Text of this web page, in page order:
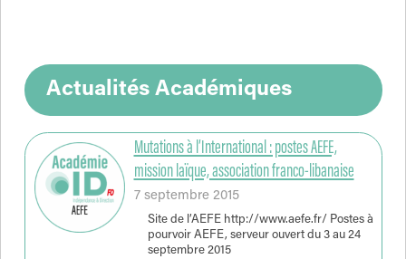
Actualités Académiques
Mutations à l’International : postes AEFE,
mission laïque, association franco-libanaise
7 septembre 2015
Site de l’AEFE http://www.aefe.fr/ Postes à
pourvoir AEFE, serveur ouvert du 3 au 24
septembre 2015